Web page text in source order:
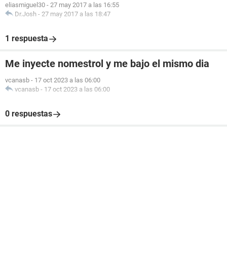
eliasmiguel30 - 27 may 2017 a las 16:55
Dr.Josh - 27 may 2017 a las 18:47
1 respuesta
Me inyecte nomestrol y me bajo el mismo dia
vcanasb - 17 oct 2023 a las 06:00
vcanasb - 17 oct 2023 a las 06:00
0 respuestas